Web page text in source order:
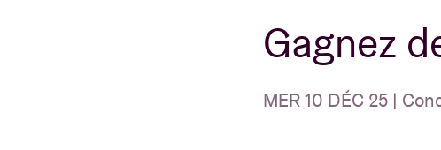
AB ❤ you
Gagnez
MER 10 DÉC 25 |